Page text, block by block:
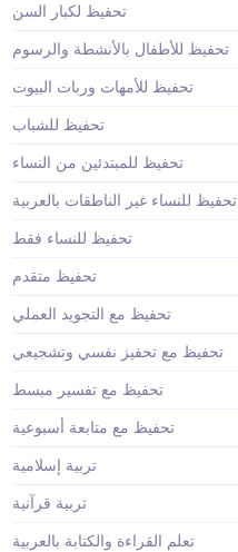
تحفيظ لكبار السن
تحفيظ للأطفال بالأنشطة والرسوم
تحفيظ للأمهات وربات البيوت
تحفيظ للشباب
تحفيظ للمبتدئين من النساء
تحفيظ للنساء غير الناطقات بالعربية
تحفيظ للنساء فقط
تحفيظ متقدم
تحفيظ مع التجويد العملي
تحفيظ مع تحفيز نفسي وتشجيعي
تحفيظ مع تفسير مبسط
تحفيظ مع متابعة أسبوعية
تربية إسلامية
تربية قرآنية
تعلم القراءة والكتابة بالعربية